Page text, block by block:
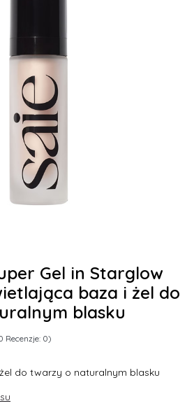
Gel in Starglow
baza i żel do
blasku
Recenzje: 0)
do twarzy o naturalnym blasku